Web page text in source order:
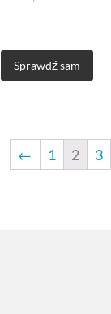
Sprawdź sam
← 1 2 3